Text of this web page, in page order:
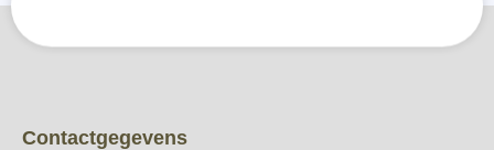
Contactgegevens